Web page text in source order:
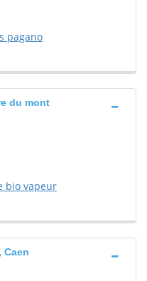
pagano
du mont
bio vapeur
Caen